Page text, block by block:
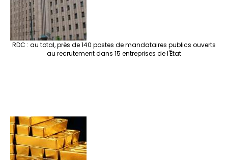
RDC : au total, près de 140 postes de mandataires publics ouverts
au recrutement dans 15 entreprises de l'État